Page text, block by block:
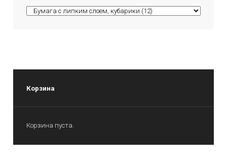
Корзина
Корзина пуста.